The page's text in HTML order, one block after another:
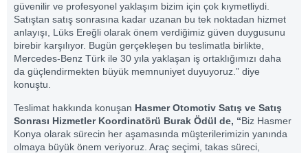
güvenilir ve profesyonel yaklaşım bizim için çok kıymetliydi.
Satıştan satış sonrasına kadar uzanan bu tek noktadan hizmet
anlayışı, Lüks Ereğli olarak önem verdiğimiz güven duygusunu
birebir karşılıyor. Bugün gerçekleşen bu teslimatla birlikte,
Mercedes‑Benz Türk ile 30 yıla yaklaşan iş ortaklığımızı daha
da güçlendirmekten büyük memnuniyet duyuyoruz.” diye
konuştu.
Teslimat hakkında konuşan Hasmer Otomotiv Satış ve Satış
Sonrası Hizmetler Koordinatörü Burak Ödül de, “Biz Hasmer
Konya olarak sürecin her aşamasında müşterilerimizin yanında
olmaya büyük önem veriyoruz. Araç seçimi, takas süreci,